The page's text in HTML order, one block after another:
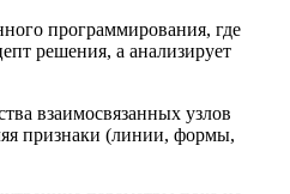
программирования, где
решения, а анализирует
взаимосвязанных узлов
признаки (линии, формы,